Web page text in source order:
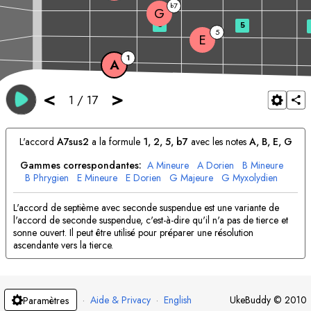
< 1 / 17 >
A 1
E 5
G b7
3 5
L'accord A7sus2 a la formule 1, 2, 5, b7avec les notes A, B, E, G
Gammes correspondantes: A Mineure A Dorien B Mineure
B Phrygien E Mineure E Dorien G Majeure G Myxolydien
L'accord de septième avec seconde suspendue est une variante de
l'accord de seconde suspendue, c'est-à-dire qu'il n'a pas de tierce et
sonne ouvert. Il peut être utilisé pour préparer une résolution
ascendante vers la tierce.
Paramètres · Aide & Privacy · English UkeBuddy © 2010